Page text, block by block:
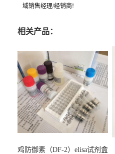
域销售经理/经销商!
相关产品：
鸡防御素（DF-2）elisa试剂盒